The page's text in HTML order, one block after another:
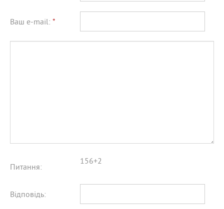
Ваш e-mail: *
Питання:
156+2
Відповідь: